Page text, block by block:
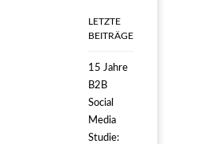
LETZTE
BEITRÄGE
15 Jahre
B2B
Social
Media
Studie: